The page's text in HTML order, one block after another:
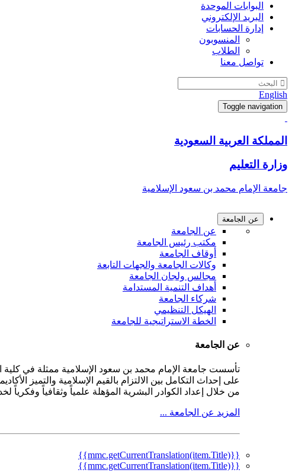
البوابات الموحدة
البريد الإلكتروني
إدارة الحسابات
المنسوبون
الطلاب
تواصل معنا
English
Toggle navigation
المملكة العربية السعودية
وزارة التعليم
جامعة الإمام محمد بن سعود الإسلامية
عن الجامعة
عن الجامعة
مكتب رئيس الجامعة
أوقاف الجامعة
وكالات الجامعة والجهات التابعة
مجالس ولجان الجامعة
أهداف التنمية المستدامة
شركاء الجامعة
الهيكل التنظيمي
الخطة الاستراتيجية للجامعة
عن الجامعة
على إحداث التكامل بين الالتزام بالقيم الإسلامية والتميز
من خلال إعداد الكوادر البشرية المؤهلة علمياً وثقافياً وفكرياً
المزيد عن الجامعة ...
{{mmc.getCurrentTranslation(item.Title)}}
{{mmc.getCurrentTranslation(item.Title)}}